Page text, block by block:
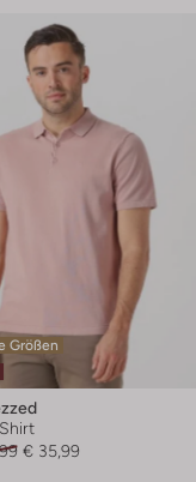
Größen
€ 35,99